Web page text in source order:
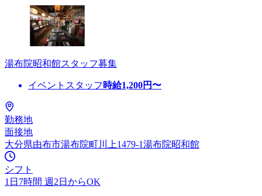
湯布院昭和館スタッフ募集
イベントスタッフ 時給1,200円〜
勤務地
面接地
大分県由布市湯布院町川上1479-1湯布院昭和館
シフト
1日7時間 週2日からOK